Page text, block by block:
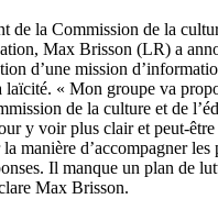
de la Commission de la
Max Brisson (LR) a
d’une mission
laïcité. « Mon groupe va
de la culture et de
y voir plus clair et peut-être
manière d’accompagner les
Il manque un plan de
Max Brisson.